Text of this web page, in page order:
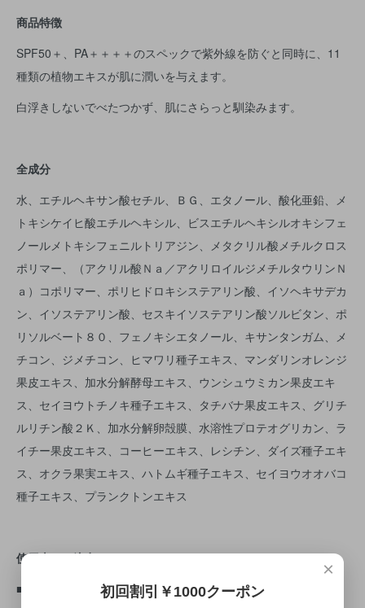
商品特徴
SPF50＋、PA＋＋＋＋のスペックで紫外線を防ぐと同時に、11
種類の植物エキスが肌に潤いを与えます。
白浮きしないでべたつかず、肌にさらっと馴染みます。
全成分
水、エチルヘキサン酸セチル、ＢＧ、エタノール、酸化亜鉛、メ
トキシケイヒ酸エチルヘキシル、ビスエチルヘキシルオキシフェ
ノールメトキシフェニルトリアジン、メタクリル酸メチルクロス
ポリマー、（アクリル酸Ｎａ／アクリロイルジメチルタウリンＮ
ａ）コポリマー、ポリヒドロキシステアリン酸、イソヘキサデカ
ン、イソステアリン酸、セスキイソステアリン酸ソルビタン、ポ
リソルベート８０、フェノキシエタノール、キサンタンガム、メ
チコン、ジメチコン、ヒマワリ種子エキス、マンダリンオレンジ
果皮エキス、加水分解酵母エキス、ウンシュウミカン果皮エキ
ス、セイヨウトチノキ種子エキス、タチバナ果皮エキス、グリチ
ルリチン酸２Ｋ、加水分解卵殻膜、水溶性プロテオグリカン、ラ
イチー果皮エキス、コーヒーエキス、レシチン、ダイズ種子エキ
ス、オクラ果実エキス、ハトムギ種子エキス、セイヨウオオバコ
種子エキス、プランクトンエキス
使用上のご注意
■お肌に異常が生じていないかよく注意してください。
×
初回割引￥1000クーポン